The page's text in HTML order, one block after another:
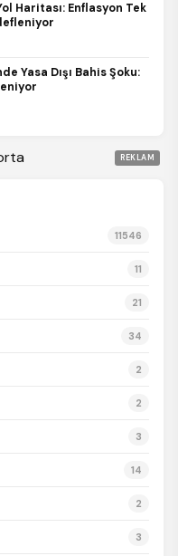
Haritası: Enflasyon Tek
Yasa Dışı Bahis Şoku:
REKLAM
11546
11
21
34
2
2
3
14
2
3